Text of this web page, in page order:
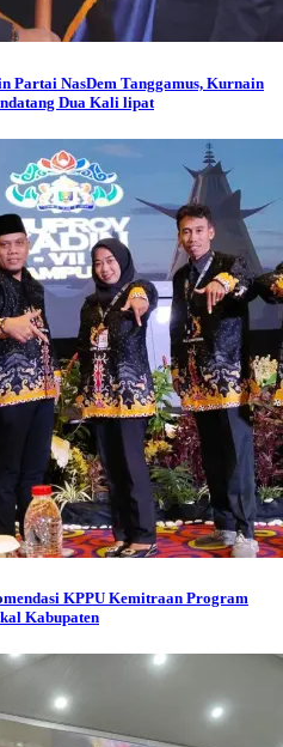
Partai NasDem Tanggamus, Kurnain
Dua Kali lipat
KPPU Kemitraan Program
Kabupaten